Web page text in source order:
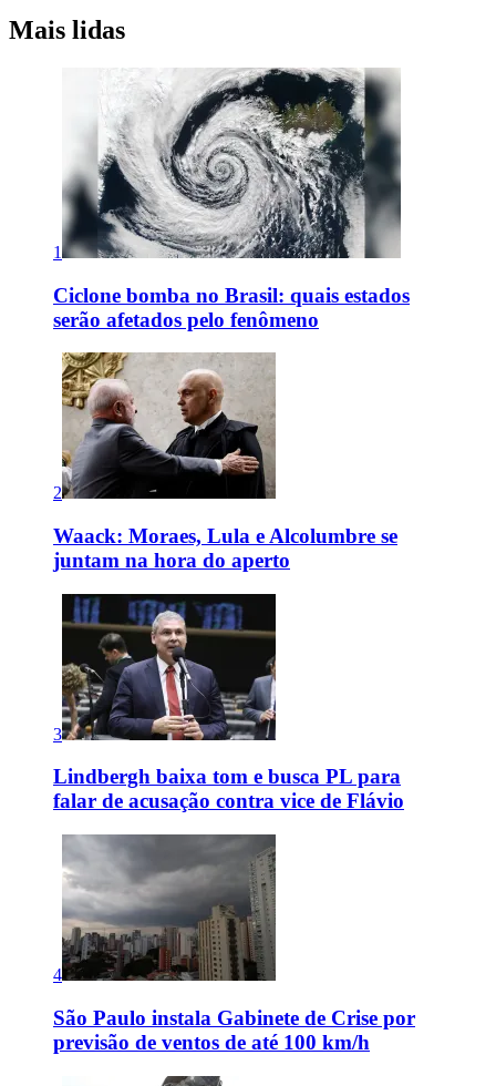
Mais lidas
1
Ciclone bomba no Brasil: quais estados
serão afetados pelo fenômeno
2
Waack: Moraes, Lula e Alcolumbre se
juntam na hora do aperto
3
Lindbergh baixa tom e busca PL para
falar de acusação contra vice de Flávio
4
São Paulo instala Gabinete de Crise por
previsão de ventos de até 100 km/h